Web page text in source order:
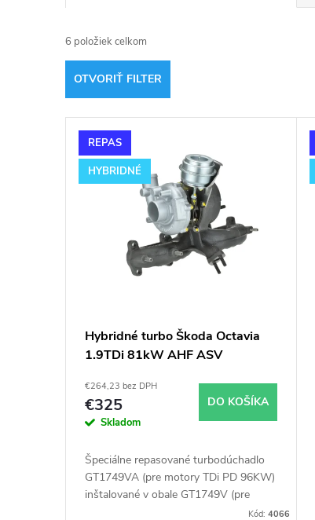
a
d
e
n
6 položiek celkom
OTVORIŤ FILTER
V
ý
REPAS
HYBRIDNÉ
Hybridné turbo Škoda Octavia
1.9TDi 81kW AHF ASV
€264,23 bez DPH
€325
Skladom
DO KOŠÍKA
Špeciálne repasované turbodúchadlo
GT1749VA (pre motory TDi PD 96KW)
inštalované v obale GT1749V (pre
motory TDi 66-85KW). Vhodné najmä
Kód:4066